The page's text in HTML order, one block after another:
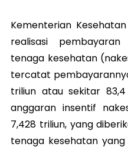
Kementerian
realisasi
tenaga kesehatan
tercatat
triliun atau sekitar
anggaran insentif
7,428 triliun, yang
tenaga kesehatan